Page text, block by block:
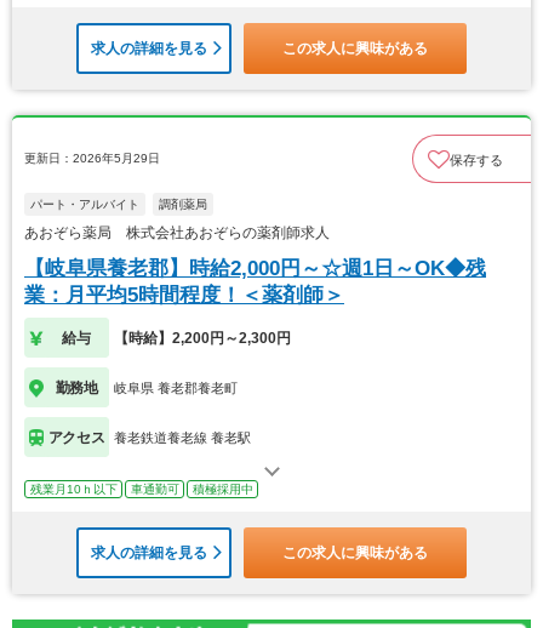
求人の詳細を見る この求人に興味がある
更新日：2026年5月29日 保存する
パート・アルバイト 調剤薬局
あおぞら薬局 株式会社あおぞらの薬剤師求人
【岐阜県養老郡】時給2,000円～☆週1日～OK◆残
業：月平均5時間程度！＜薬剤師＞
給与 【時給】2,200円～2,300円
勤務地 岐阜県 養老郡養老町
アクセス 養老鉄道養老線 養老駅
残業月10ｈ以下 車通勤可 積極採用中
求人の詳細を見る この求人に興味がある